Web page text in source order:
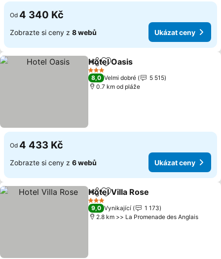
Od 4 340 Kč
Zobrazte si ceny z 8 webů Ukázat ceny
SdíletPřidat na seznam oblíbených
Hotel Oasis
3 Počet hvězdiček
8,0 Velmi dobré
5 515
0.7 km od pláže
Od 4 433 Kč
Zobrazte si ceny z 6 webů Ukázat ceny
SdíletPřidat na seznam oblíbených
Hotel Villa Rose
3 Počet hvězdiček
9,0 Vynikající
1 173
2.8 km >> La Promenade des Anglais